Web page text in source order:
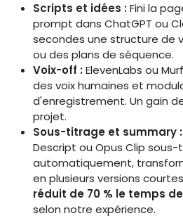
Scripts et idées :Fini la
prompt dans ChatGPT ou
secondes une structure de
ou des plans de séquence.
Voix-off :ElevenLabs ou
des voix humaines et
d'enregistrement. Un gain
projet.
Sous-titrage et summary :
Descript ou Opus Clip
automatiquement,
en plusieurs versions
réduit de 70 % le temps
selon notre expérience.